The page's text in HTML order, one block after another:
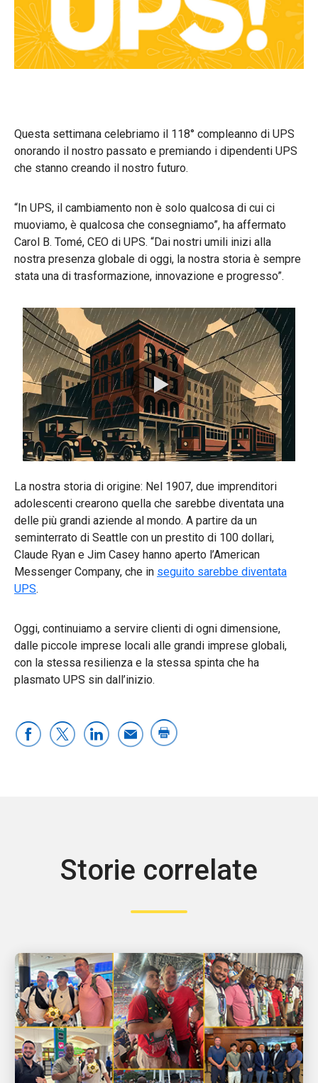
Questa settimana celebriamo il 118° compleanno di UPS
onorando il nostro passato e premiando i dipendenti UPS
che stanno creando il nostro futuro.
“In UPS, il cambiamento non è solo qualcosa di cui ci
muoviamo, è qualcosa che consegniamo”, ha affermato
Carol B. Tomé, CEO di UPS. “Dai nostri umili inizi alla
nostra presenza globale di oggi, la nostra storia è sempre
stata una di trasformazione, innovazione e progresso”.
0:00 / 0:55
La nostra storia di origine: Nel 1907, due imprenditori
adolescenti crearono quella che sarebbe diventata una
delle più grandi aziende al mondo. A partire da un
seminterrato di Seattle con un prestito di 100 dollari,
Claude Ryan e Jim Casey hanno aperto l’American
Messenger Company, che in seguito sarebbe diventata
UPS.
Oggi, continuiamo a servire clienti di ogni dimensione,
dalle piccole imprese locali alle grandi imprese globali,
con la stessa resilienza e la stessa spinta che ha
plasmato UPS sin dall’inizio.
Storie correlate